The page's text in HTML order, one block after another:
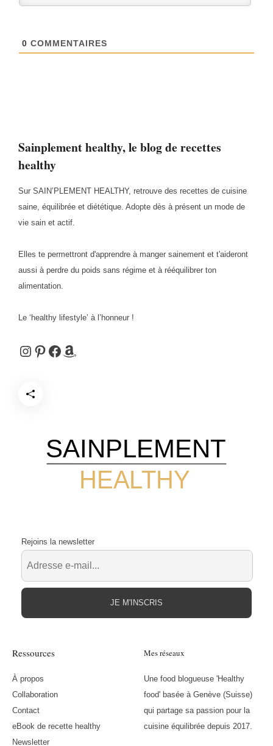
Sainplement healthy, le blog de recettes
healthy
Sur SAIN’PLEMENT HEALTHY, retrouve des recettes de cuisine
saine, équilibrée et diététique. Adopte dès à présent un mode de
vie sain et actif.
Elles te permettront d'apprendre à manger sainement et t'aideront
aussi à perdre du poids sans régime et à rééquilibrer ton
alimentation.
Le ‘healthy lifestyle’ à l’honneur !
Instagram
Pinterest
Facebook
Amazon
0 COMMENTAIRES
HEALTHY
SAINPLEMENT
Ressources
À propos
Collaboration
Contact
eBook de recette healthy
Newsletter
Mes réseaux
Une food blogueuse 'Healthy
food' basée à Genève (Suisse)
qui partage sa passion pour la
cuisine équilibrée depuis 2017.
Rejoins la newsletter
JE M'INSCRIS